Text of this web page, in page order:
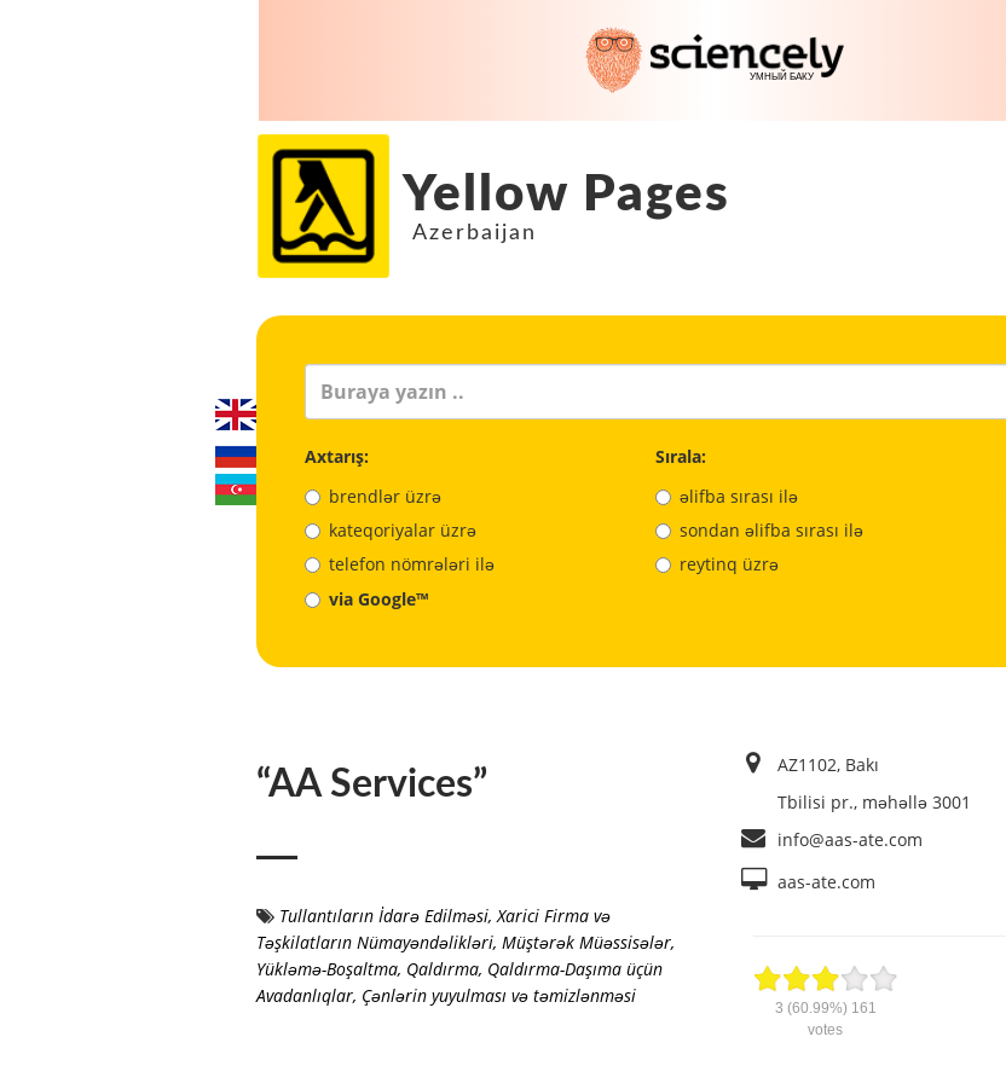
Yellow Pages
Azerbaijan
Axtarış:
brendlər üzrə
kateqoriyalar üzrə
telefon nömrələri ilə
via Google™
Sırala:
əlifba sırası ilə
sondan əlifba sırası ilə
reytinq üzrə
“AA Services”
Tullantıların İdarə Edilməsi, Xarici Firma və
Təşkilatların Nümayəndəlikləri, Müştərək Müəssisələr,
Yükləmə-Boşaltma, Qaldırma, Qaldırma-Daşıma üçün
Avadanlıqlar, Çənlərin yuyulması və təmizlənməsi
AZ1102, Bakı
Tbilisi pr., məhəllə 3001
info@aas-ate.com
aas-ate.com
3 (60.99%) 161
votes